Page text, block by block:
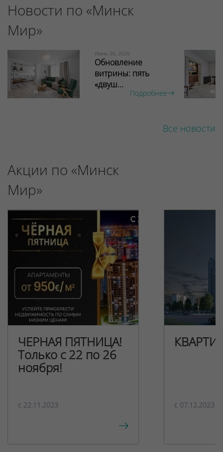
Новости по «Минск
Мир»
Июнь 26, 2026
Обновление
витрины: пять
«двуш...
Подробнее
Все новости
Акции по «Минск
Мир»
ЧЕРНАЯ ПЯТНИЦА!
Только с 22 по 26
ноября!
c 22.11.2023 c 07.12.2023